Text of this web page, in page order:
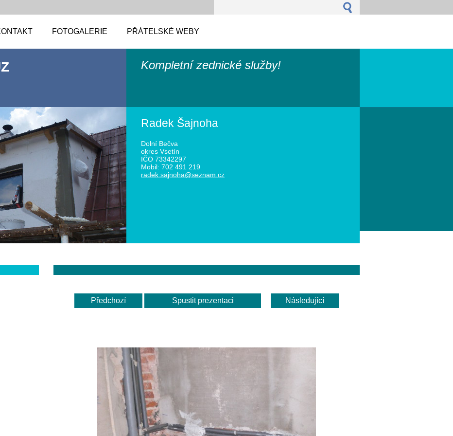
FOTOGALERIE PŘÁTELSKÉ WEBY
Kompletní zednické služby!
Radek Šajnoha
Dolní Bečva
okres Vsetín
IČO 73342297
Mobil: 702 491 219
radek.sajnoha@seznam.cz
Předchozí Spustit prezentaci Následující